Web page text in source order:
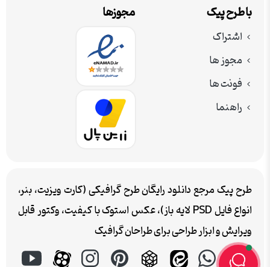
با طرح پیک
اشتراک
مجوز ها
فونت ها
راهنما
مجوزها
طرح پیک مرجع دانلود رایگان طرح گرافیکی (کارت ویزیت، بنر،
انواع فایل PSD لایه باز)، عکس استوک با کیفیت، وکتور قابل
ویرایش و ابزار طراحی برای طراحان گرافیک